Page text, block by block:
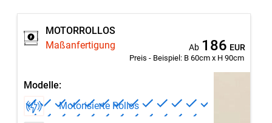
MOTORROLLOS
Maßanfertigung
Modelle:
Motorisierte Rollos
Preis - Beispiel: B 60cm x H 90cm
Ab 186 EUR